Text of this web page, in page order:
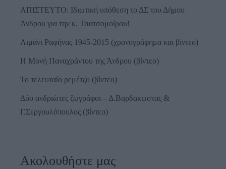
ΑΠΙΣΤΕΥΤΟ: Ιδιωτική υπόθεση το ΔΣ του Δήμου
Άνδρου για την κ. Τσατσομοίρου!
Λιμάνι Ραφήνας 1945-2015 (χρονογράφημα και βίντεο)
Η Μονή Παναχράντου της Άνδρου (βίντεο)
Το τελευταίο ρεμέτζο (βίντεο)
Δύο ανδριώτες ζωγράφοι – Δ.Βαρδακώστας &
Γ.Σεργουλόπουλος (βίντεο)
Ακολουθήστε μας